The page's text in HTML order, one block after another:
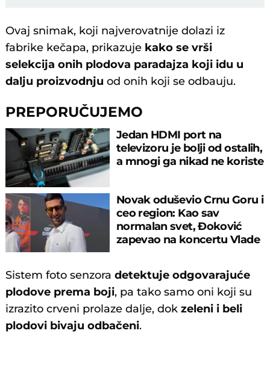
Ovaj snimak, koji najverovatnije dolazi iz
fabrike kečapa, prikazuje kako se vrši
selekcija onih plodova paradajza koji idu u
dalju proizvodnju od onih koji se odbauju.
PREPORUČUJEMO
Jedan HDMI port na
televizoru je bolji od ostalih,
a mnogi ga nikad ne koriste
Novak oduševio Crnu Goru i
ceo region: Kao sav
normalan svet, Đoković
zapevao na koncertu Vlade
Sistem foto senzoradetektuje odgovarajuće
plodove prema boji, pa tako samo oni koji su
izrazito crveni prolaze dalje, dokzeleni i beli
plodovi bivaju odbačeni.